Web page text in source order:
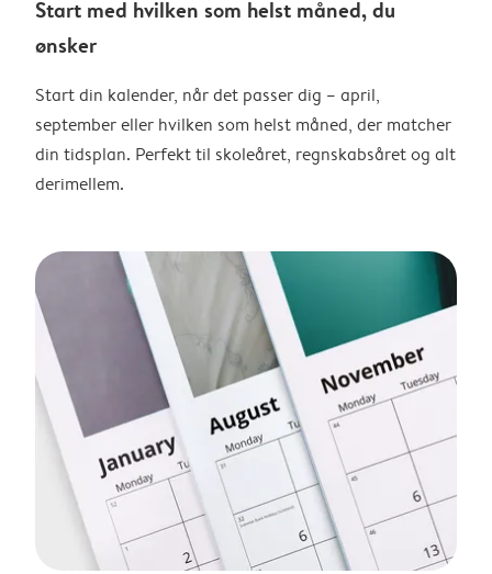
Start med hvilken som helst måned, du
ønsker
Start din kalender, når det passer dig – april,
september eller hvilken som helst måned, der matcher
din tidsplan. Perfekt til skoleåret, regnskabsåret og alt
derimellem.